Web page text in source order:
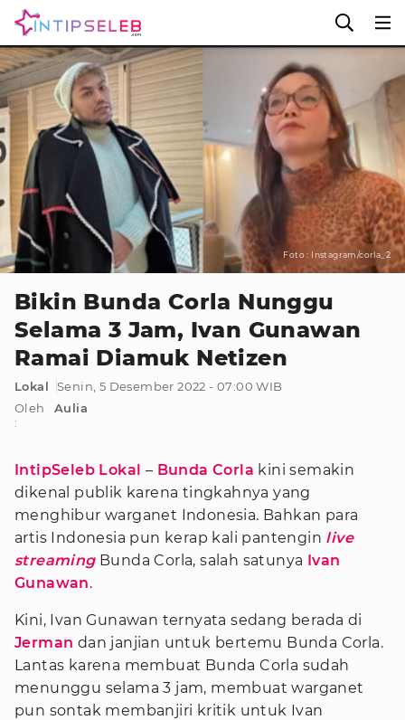
Foto : Instagram/corla_2
Bikin Bunda Corla Nunggu
Selama 3 Jam, Ivan Gunawan
Ramai Diamuk Netizen
Lokal
Senin, 5 Desember 2022 - 07:00 WIB
Oleh
:
Aulia
IntipSeleb Lokal – Bunda Corla kini semakin
dikenal publik karena tingkahnya yang
menghibur warganet Indonesia. Bahkan para
artis Indonesia pun kerap kali pantengin live
streamingBunda Corla, salah satunya Ivan
Gunawan.
Kini, Ivan Gunawan ternyata sedang berada di
Jerman dan janjian untuk bertemu Bunda Corla.
Lantas karena membuat Bunda Corla sudah
menunggu selama 3 jam, membuat warganet
pun sontak membanjiri kritik untuk Ivan